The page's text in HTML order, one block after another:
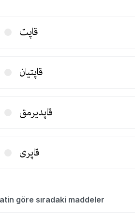
قاپت
قاپتیان
قاپدیرمق
قاپری
göre sıradaki maddeler